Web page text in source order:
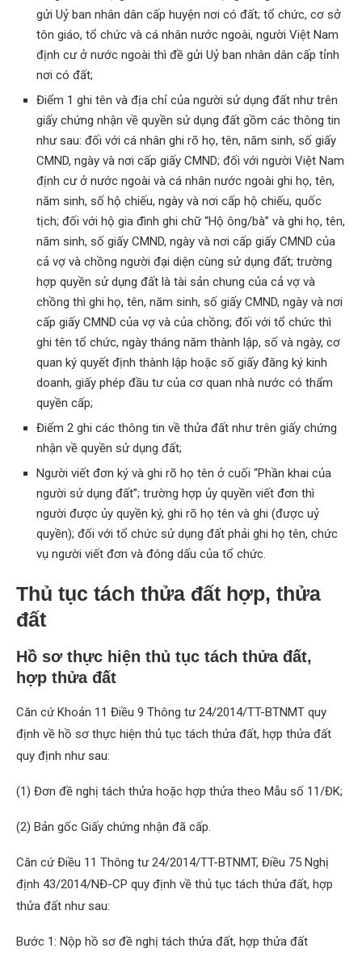
gửi Uỷ ban nhân dân cấp huyện nơi có đất; tổ chức, cơ sở
tôn giáo, tổ chức và cá nhân nước ngoài, người Việt Nam
định cư ở nước ngoài thì đề gửi Uỷ ban nhân dân cấp tỉnh
nơi có đất;
Điểm 1 ghi tên và địa chỉ của người sử dụng đất như trên
giấy chứng nhận về quyền sử dụng đất gồm các thông tin
như sau: đối với cá nhân ghi rõ họ, tên, năm sinh, số giấy
CMND, ngày và nơi cấp giấy CMND; đối với người Việt Nam
định cư ở nước ngoài và cá nhân nước ngoài ghi họ, tên,
năm sinh, số hộ chiếu, ngày và nơi cấp hộ chiếu, quốc
tịch; đối với hộ gia đình ghi chữ “Hộ ông/bà” và ghi họ, tên,
năm sinh, số giấy CMND, ngày và nơi cấp giấy CMND của
cả vợ và chồng người đại diện cùng sử dụng đất; trường
hợp quyền sử dụng đất là tài sản chung của cả vợ và
chồng thì ghi họ, tên, năm sinh, số giấy CMND, ngày và nơi
cấp giấy CMND của vợ và của chồng; đối với tổ chức thì
ghi tên tổ chức, ngày tháng năm thành lập, số và ngày, cơ
quan ký quyết định thành lập hoặc số giấy đăng ký kinh
doanh, giấy phép đầu tư của cơ quan nhà nước có thẩm
quyền cấp;
Điểm 2 ghi các thông tin về thửa đất như trên giấy chứng
nhận về quyền sử dụng đất;
Người viết đơn ký và ghi rõ họ tên ở cuối “Phần khai của
người sử dụng đất”; trường hợp ủy quyền viết đơn thì
người được ủy quyền ký, ghi rõ họ tên và ghi (được uỷ
quyền); đối với tổ chức sử dụng đất phải ghi họ tên, chức
vụ người viết đơn và đóng dấu của tổ chức.
Thủ tục tách thửa đất hợp, thửa
đất
Hồ sơ thực hiện thủ tục tách thửa đất,
hợp thửa đất
Căn cứ Khoản 11 Điều 9 Thông tư 24/2014/TT-BTNMT quy
định về hồ sơ thực hiện thủ tục tách thửa đất, hợp thửa đất
quy định như sau:
(1) Đơn đề nghị tách thửa hoặc hợp thửa theo Mẫu số 11/ĐK;
(2) Bản gốc Giấy chứng nhận đã cấp.
Căn cứ Điều 11 Thông tư 24/2014/TT-BTNMT, Điều 75 Nghị
định 43/2014/NĐ-CP quy định về thủ tục tách thửa đất, hợp
thửa đất như sau:
Bước 1: Nộp hồ sơ đề nghị tách thửa đất, hợp thửa đất